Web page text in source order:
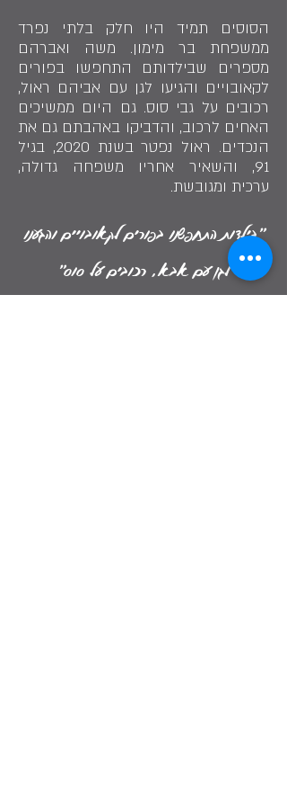
הסוסים תמיד היו חלק בלתי נפרד
ממשפחת בר מימון. משה ואברהם
מספרים שבילדותם התחפשו בפורים
לקאובויים והגיעו לגן עם אביהם ראול,
רכובים על גבי סוס. גם היום ממשיכים
האחים לרכוב, והדביקו באהבתם גם את
הנכדים. ראול נפטר בשנת 2020, בגיל
91, והשאיר אחריו משפחה גדולה,
ערכית ומגובשת.
״בילדות התחפשנו בפורים לקאובויים והגענו
לגן עם אבא, רכובים על סוס״